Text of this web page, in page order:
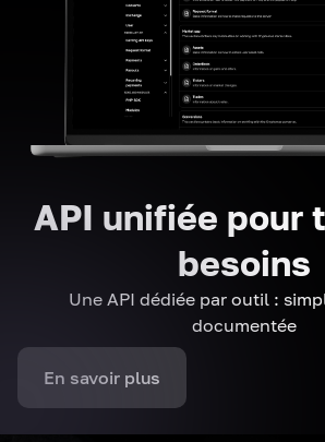
API unifiée pour
besoins
Une API dédiée par outil :
documentée
En savoir plus